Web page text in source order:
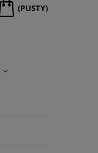
(PUSTY)